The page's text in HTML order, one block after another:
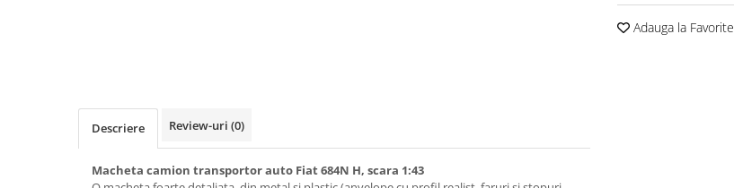
Machete autoturisme de
Machete autoturisme moderne
Machete motorsport
Adauga la Favorite
Descriere Review-uri (0)
Macheta camion transportor auto Fiat 684N H, scara 1:43